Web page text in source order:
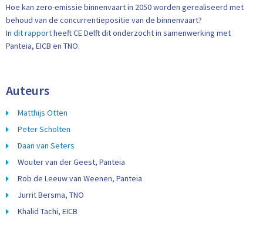
Hoe kan zero-emissie binnenvaart in 2050 worden gerealiseerd met
behoud van de concurrentiepositie van de binnenvaart?
In dit rapportheeft CE Delft dit onderzocht in samenwerking met
Panteia, EICB en TNO.
Auteurs
Matthijs Otten
Peter Scholten
Daan van Seters
Wouter van der Geest, Panteia
Rob de Leeuw van Weenen, Panteia
Jurrit Bersma, TNO
Khalid Tachi, EICB